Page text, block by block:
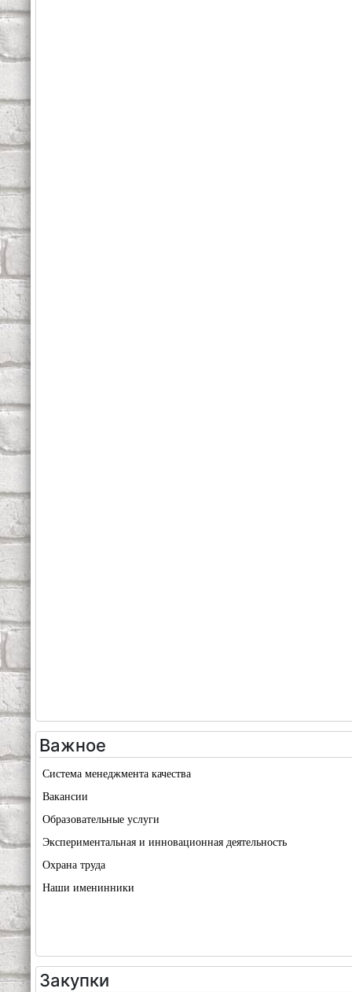
Важное
Система менеджмента качества
Вакансии
Образовательные услуги
Экспериментальная и инновационная деятельность
Охрана труда
Наши именинники
Закупки